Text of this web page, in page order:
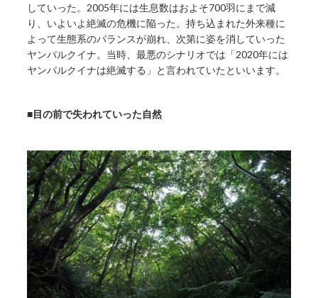
していった。2005年には生息数はおよそ700羽にまで減
り、いよいよ絶滅の危機に陥った。持ち込まれた外来種に
よって生態系のバランスが崩れ、次第に姿を消していった
ヤンバルクイナ。当時、最悪のシナリオでは「2020年には
ヤンバルクイナは絶滅する」と言われていたといいます。
■目の前で失われていった自然